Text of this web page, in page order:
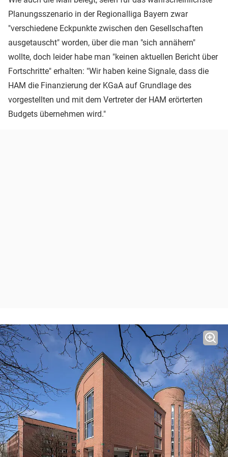
Planungsszenario in der Regionalliga Bayern zwar
"verschiedene Eckpunkte zwischen den Gesellschaften
ausgetauscht" worden, über die man "sich annähern"
wollte, doch leider habe man "keinen aktuellen Bericht über
Fortschritte" erhalten: "Wir haben keine Signale, dass die
HAM die Finanzierung der KGaA auf Grundlage des
vorgestellten und mit dem Vertreter der HAM erörterten
Budgets übernehmen wird."